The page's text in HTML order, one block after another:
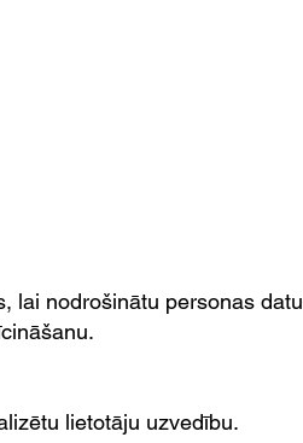
lai nodrošinātu personas datu
lietotāju uzvedību.